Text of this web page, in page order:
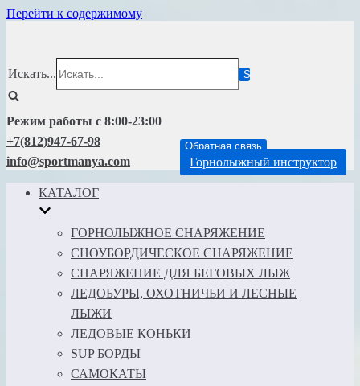
Перейти к содержимому
Искать...
Режим работы с 8:00-23:00
+7(812)947-67-98
info@sportmanya.com
Обратная связь
Горнолыжный инструктор
КАТАЛОГ
ГОРНОЛЫЖНОЕ СНАРЯЖЕНИЕ
СНОУБОРДИЧЕСКОЕ СНАРЯЖЕНИЕ
СНАРЯЖЕНИЕ ДЛЯ БЕГОВЫХ ЛЫЖ
ЛЕДОБУРЫ, ОХОТНИЧЬИ И ЛЕСНЫЕ
ЛЫЖИ
ЛЕДОВЫЕ КОНЬКИ
SUP БОРДЫ
САМОКАТЫ